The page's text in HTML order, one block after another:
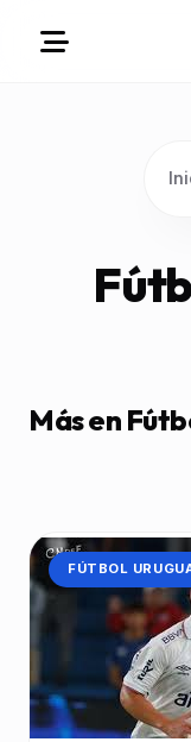
Más en
CATEGORÍA:
FÚTBOL